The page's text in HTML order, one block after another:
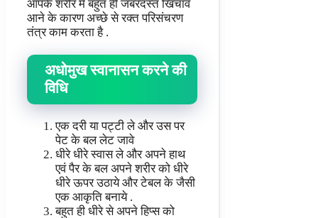
आपके शरीर में बहुत ही जबरदस्त खिचाव
आने के कारण अच्छे से रक्त परिसंचरण
तंत्र काम करता है .
अधोमुख स्वानासन करने की
विधि
एक दरी या पट्टी ले और उस पर
पेट के बल लेट जावे
धीरे धीरे स्वास ले और अपने हाथ
एवं पैर के बल अपने शरीर को धीरे
धीरे ऊपर उठाये और टेबल के जैसी
एक आकृति बनाये .
बहुत ही धीरे से अपने हिप्स को